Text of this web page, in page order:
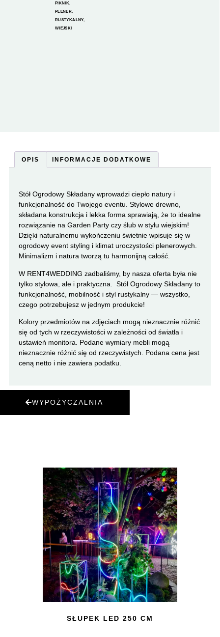
PIKNIK
PLENER
RUSTYKALNY,
WIEJSKI
OPIS INFORMACJE DODATKOWE
Stół Ogrodowy Składany wprowadzi ciepło natury i
funkcjonalność do Twojego eventu. Stylowe drewno,
składana konstrukcja i lekka forma sprawiają, że to idealne
rozwiązanie na Garden Party czy ślub w stylu wiejskim!
Dzięki naturalnemu wykończeniu świetnie wpisuje się w
ogrodowy event styling i klimat uroczystości plenerowych.
Minimalizm i natura tworzą tu harmonijną całość.
W RENT4WEDDING zadbaliśmy, by nasza oferta była nie
tylko stylowa, ale i praktyczna. Stół Ogrodowy Składany to
funkcjonalność, mobilność i styl rustykalny — wszystko,
czego potrzebujesz w jednym produkcie!
Kolory przedmiotów na zdjęciach mogą nieznacznie różnić
się od tych w rzeczywistości w zależności od światła i
ustawień monitora. Podane wymiary mebli mogą
nieznacznie różnić się od rzeczywistych. Podana cena jest
ceną netto i nie zawiera podatku.
WYPOŻYCZALNIA
SŁUPEK LED 250 CM